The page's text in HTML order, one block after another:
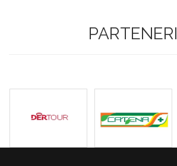
PARTENERI